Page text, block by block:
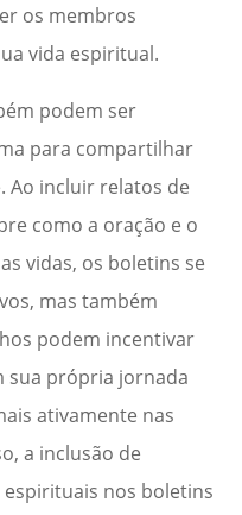
os membros
vida espiritual.
podem ser
para compartilhar
Ao incluir relatos de
como a oração e o
vidas, os boletins se
mas também
podem incentivar
sua própria jornada
ativamente nas
a inclusão de
nos boletins